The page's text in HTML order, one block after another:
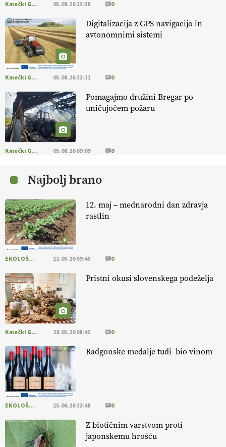
EKOloško = logično: ekološka kmetija PR'
RAKARI
EKOloško = logično: STROKOVNA OKROGLA
MIZA "Zakaj so ekološki proizvodi
podcenjeni?"
EKOloško = logično: ekološkio čebelarstvo
BOZOVIČAR
EKOloško = logično: kmetija SADONIK
EKOloško = logično: kmetija Pr' POLONI in
EKOloško = logično: kmetija ZEL
Kmečki Glas 05.08.26 13:38 0
Digitalizacija z GPS navigacijo in
avtonomnimi sistemi
Kmečki Glas 05.08.26 12:11 0
Pomagajmo družini Bregar po
uničujočem požaru
Kmečki Glas 05.08.26 09:09 0
Najbolj brano
12. maj – mednarodni dan zdravja
rastlin
EKOLOŠKO LOGIČNO 12.05.26 09:45 0
Pristni okusi slovenskega podeželja
Kmečki Glas 28.05.26 08:45 0
Radgonske medalje tudi bio vinom
EKOLOŠKO LOGIČNO 15.06.26 12:48 0
Z biotičnim varstvom proti
japonskemu hrošču